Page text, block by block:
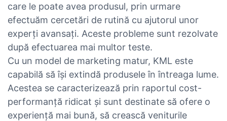
care le poate avea produsul, prin urmare
efectuăm cercetări de rutină cu ajutorul unor
experți avansați. Aceste probleme sunt rezolvate
după efectuarea mai multor teste.
Cu un model de marketing matur, KML este
capabilă să își extindă produsele în întreaga lume.
Acestea se caracterizează prin raportul cost-
performanță ridicat și sunt destinate să ofere o
experiență mai bună, să crească veniturile